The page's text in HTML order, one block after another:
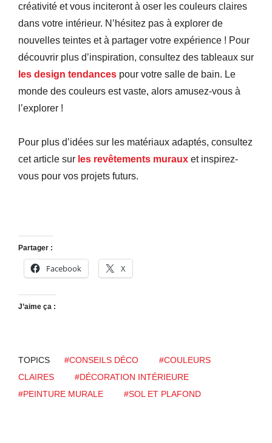
créativité et vous inciteront à oser les couleurs claires
dans votre intérieur. N’hésitez pas à explorer de
nouvelles teintes et à partager votre expérience ! Pour
découvrir plus d’inspiration, consultez des tableaux sur
les design tendances pour votre salle de bain. Le
monde des couleurs est vaste, alors amusez-vous à
l’explorer !
Pour plus d’idées sur les matériaux adaptés, consultez
cet article sur les revêtements muraux et inspirez-
vous pour vos projets futurs.
Partager :
Facebook X
J’aime ça :
TOPICS #CONSEILS DÉCO
#COULEURS
CLAIRES
#DÉCORATION INTÉRIEURE
#PEINTURE MURALE
#SOL ET PLAFOND